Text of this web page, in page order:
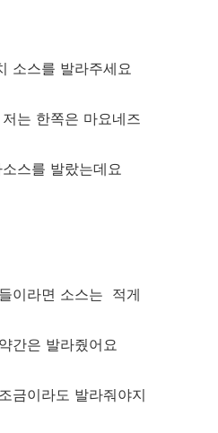
소스를 발라주세요
는 한쪽은 마요네즈
스를 발랐는데요
이라면 소스는 적게
간은 발라줬어요
금이라도 발라줘야지